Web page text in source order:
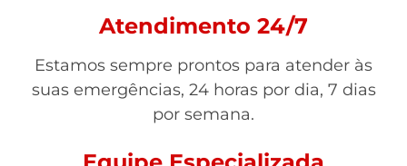
Atendimento 24/7
Estamos sempre prontos para atender às
suas emergências, 24 horas por dia, 7 dias
por semana.